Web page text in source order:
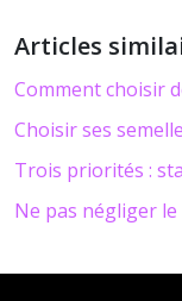
Articles
Comment choisir
Choisir ses
Trois priorités :
Ne pas négliger